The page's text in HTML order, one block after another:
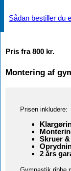
Sådan bestiller du
Pris fra 800 kr.
Montering af
Prisen inkludere:
Skruer
2 års